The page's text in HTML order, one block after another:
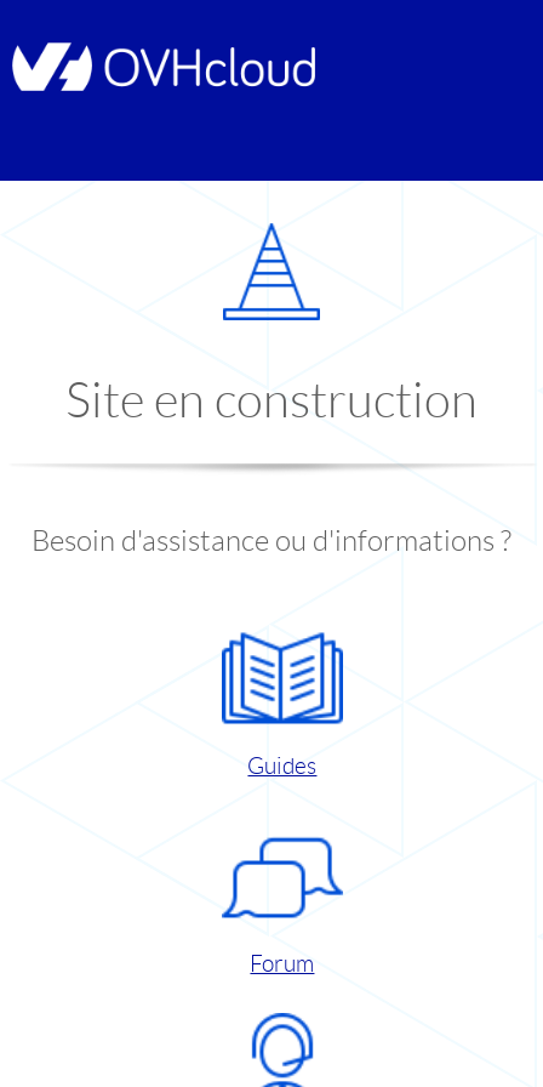
Site en construction
Besoin d'assistance ou d'informations ?
Guides
Forum